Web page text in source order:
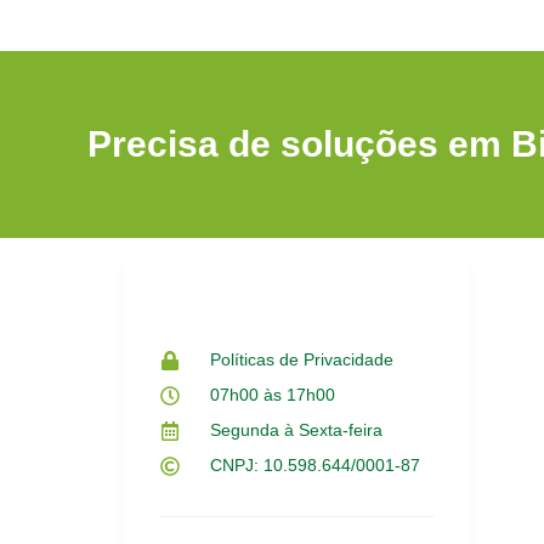
Precisa de soluções em
Políticas de Privacidade
07h00 às 17h00
Segunda à Sexta-feira
CNPJ: 10.598.644/0001-87